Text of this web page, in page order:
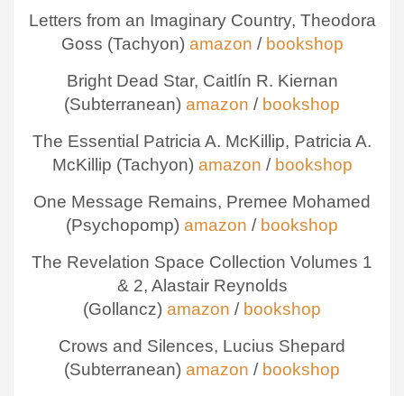
Letters from an Imaginary Country, Theodora
Goss (Tachyon) amazon / bookshop
Bright Dead Star, Caitlín R. Kiernan
(Subterranean) amazon / bookshop
The Essential Patricia A. McKillip, Patricia A.
McKillip (Tachyon) amazon / bookshop
One Message Remains, Premee Mohamed
(Psychopomp) amazon / bookshop
The Revelation Space Collection Volumes 1
& 2, Alastair Reynolds
(Gollancz) amazon / bookshop
Crows and Silences, Lucius Shepard
(Subterranean) amazon / bookshop